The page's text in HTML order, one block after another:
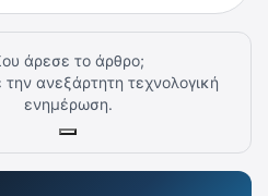
άρεσε το άρθρο;
την ανεξάρτητη τεχνολογική
ενημέρωση.